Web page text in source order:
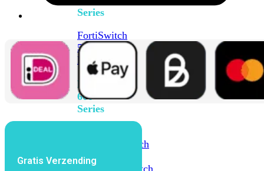
Series
FortiSwitch
548D-
FPOE
FortiSwitch
600
Series
FortiSwitch
624F-
FPOE
FortiSwitch
Gratis Verzending